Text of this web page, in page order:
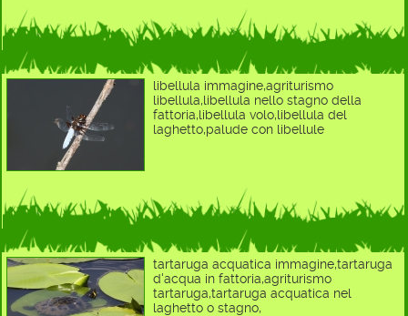
libellula immagine,agriturismo
libellula,libellula nello stagno della
fattoria,libellula volo,libellula del
laghetto,palude con libellule
tartaruga acquatica immagine,tartaruga
d'acqua in fattoria,agriturismo
tartaruga,tartaruga acquatica nel
laghetto o stagno,